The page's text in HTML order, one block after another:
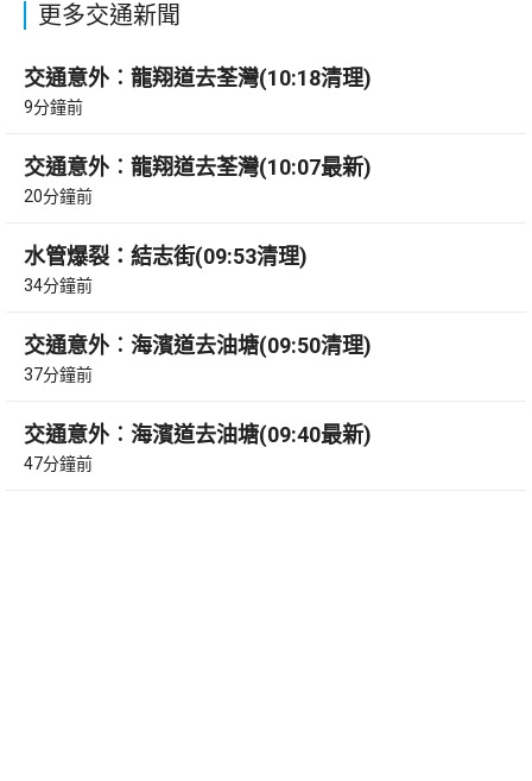
更多交通新聞
交通意外︰龍翔道去荃灣(10:18清理)
9分鐘前
交通意外︰龍翔道去荃灣(10:07最新)
20分鐘前
水管爆裂：結志街(09:53清理)
34分鐘前
交通意外︰海濱道去油塘(09:50清理)
37分鐘前
交通意外︰海濱道去油塘(09:40最新)
47分鐘前